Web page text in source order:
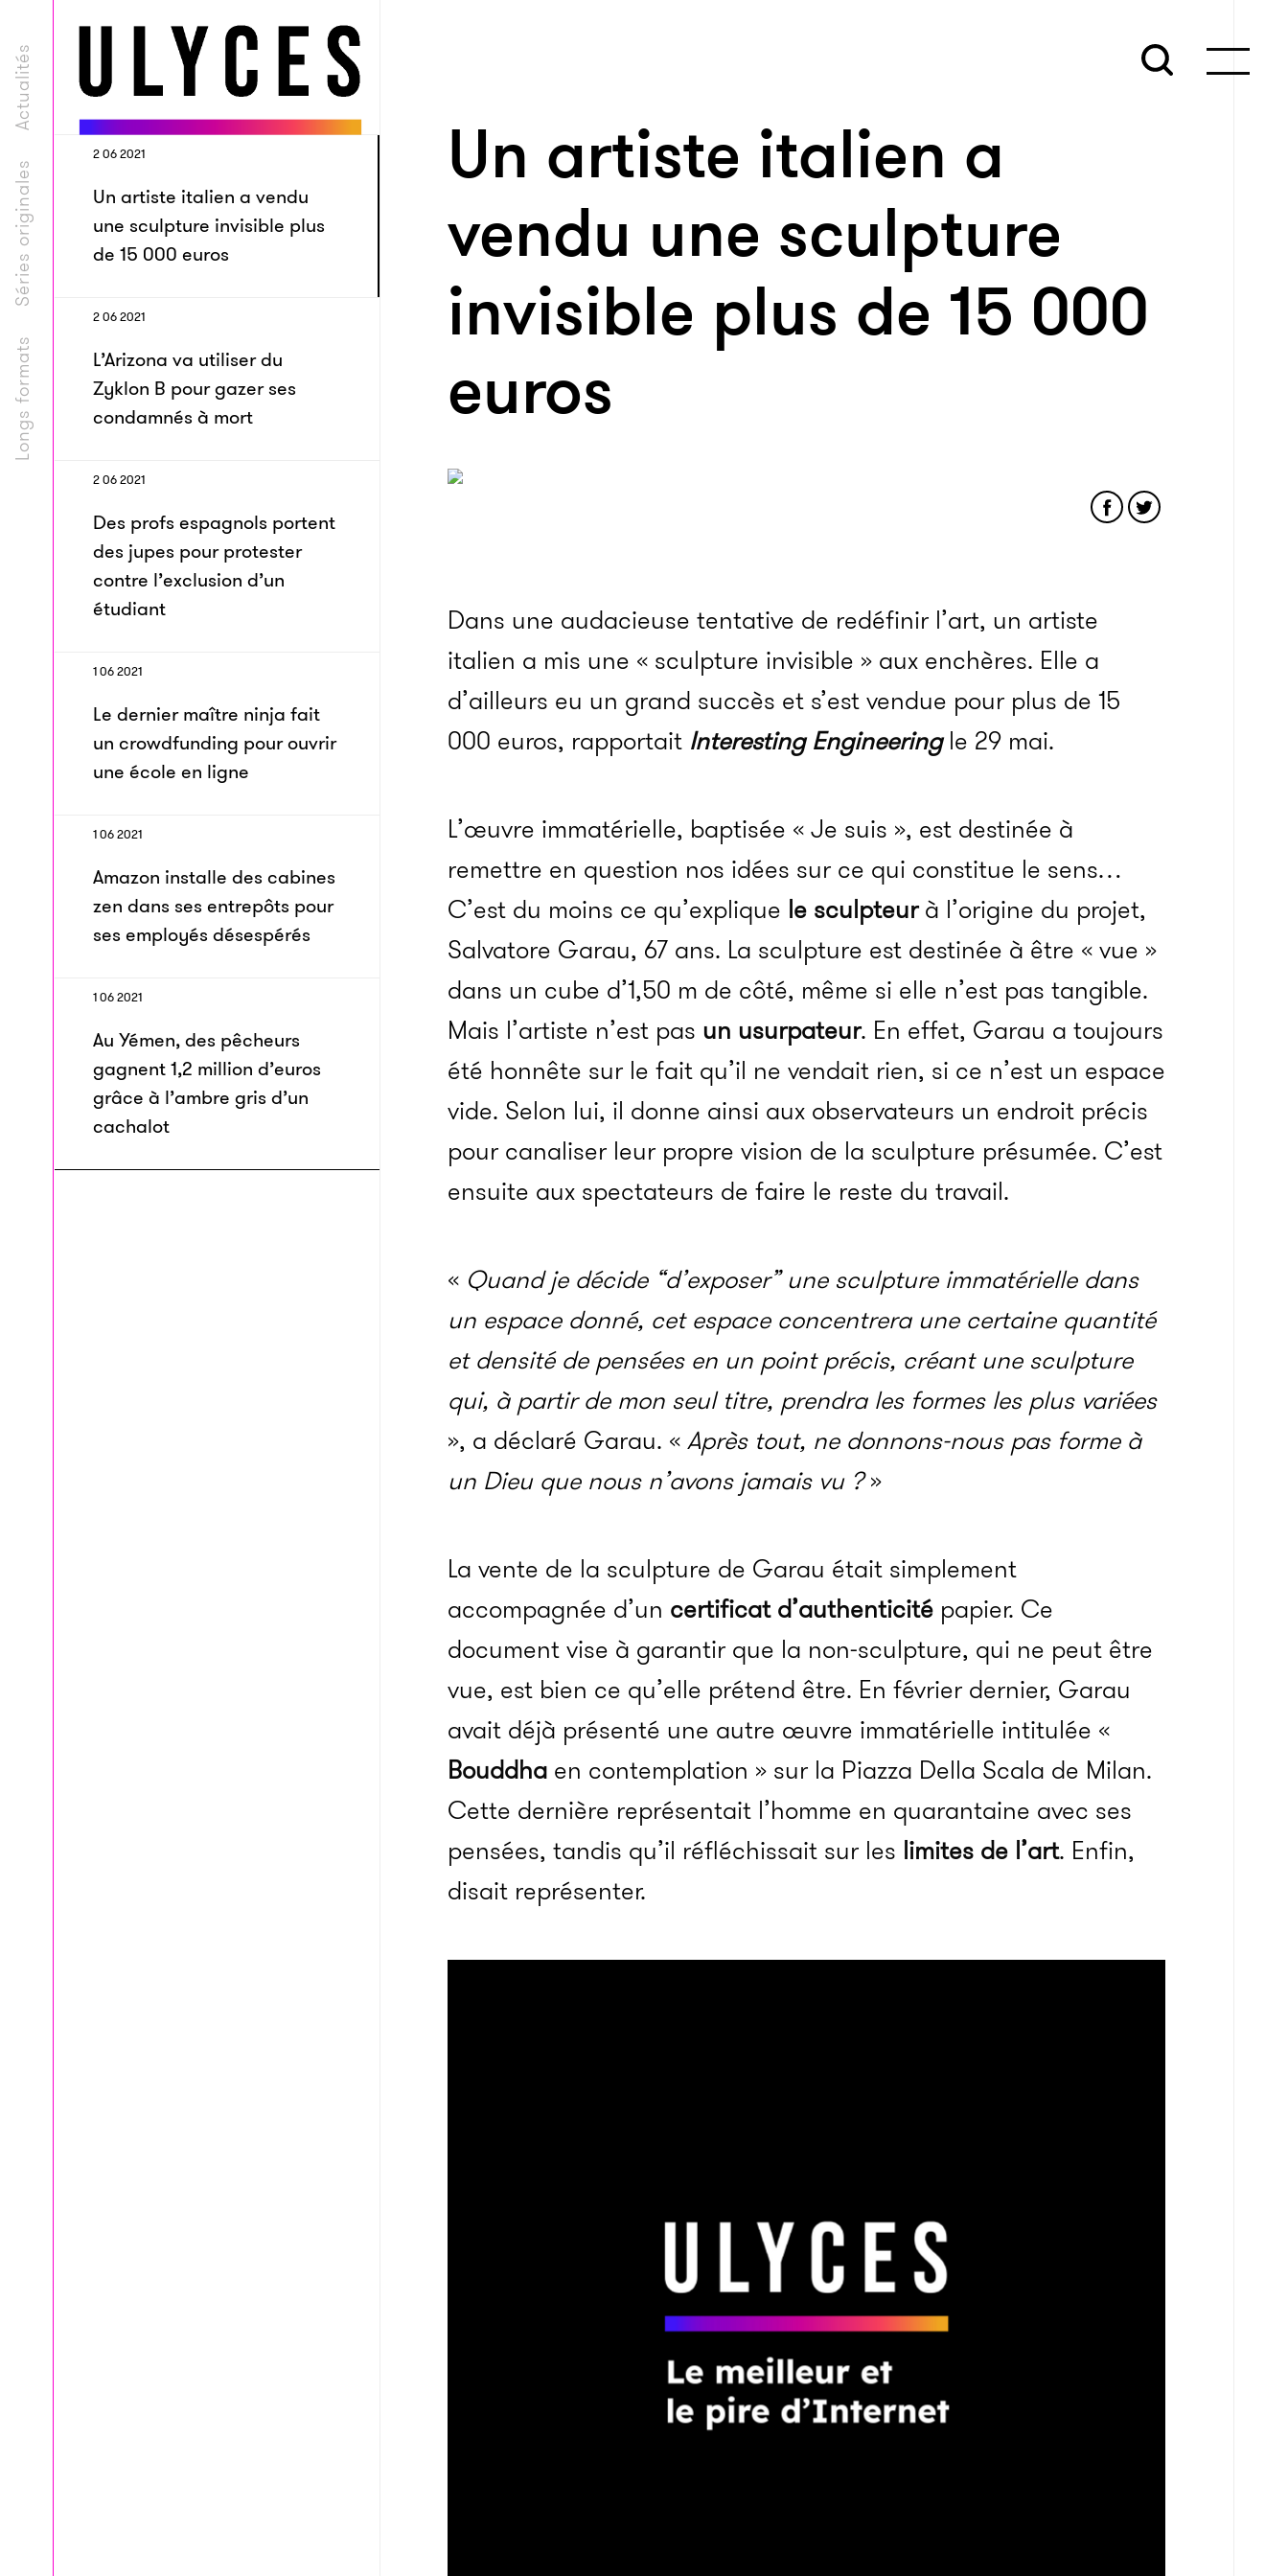
Longs formats
Séries originales
Actualités
2 06 2021
Un artiste italien a vendu
une sculpture invisible plus
de 15 000 euros
2 06 2021
L’Arizona va utiliser du
Zyklon B pour gazer ses
condamnés à mort
2 06 2021
Des profs espagnols portent
des jupes pour protester
contre l’exclusion d’un
étudiant
1 06 2021
Le dernier maître ninja fait
un crowdfunding pour ouvrir
une école en ligne
1 06 2021
Amazon installe des cabines
zen dans ses entrepôts pour
ses employés désespérés
1 06 2021
Au Yémen, des pêcheurs
gagnent 1,2 million d’euros
grâce à l’ambre gris d’un
cachalot
Un artiste italien a
vendu une sculpture
invisible plus de 15 000
euros
Dans une audacieuse tentative de redéfinir l’art, un artiste
italien a mis une « sculpture invisible » aux enchères. Elle a
d’ailleurs eu un grand succès et s’est vendue pour plus de 15
000 euros, rapportait Interesting Engineeringle 29 mai.
L’œuvre immatérielle, baptisée « Je suis », est destinée à
remettre en question nos idées sur ce qui constitue le sens…
C’est du moins ce qu’explique le sculpteurà l’origine du projet,
Salvatore Garau, 67 ans. La sculpture est destinée à être « vue »
dans un cube d’1,50 m de côté, même si elle n’est pas tangible.
Mais l’artiste n’est pas un usurpateur. En effet, Garau a toujours
été honnête sur le fait qu’il ne vendait rien, si ce n’est un espace
vide. Selon lui, il donne ainsi aux observateurs un endroit précis
pour canaliser leur propre vision de la sculpture présumée. C’est
ensuite aux spectateurs de faire le reste du travail.
« Quand je décide “d’exposer” une sculpture immatérielle dans
un espace donné, cet espace concentrera une certaine quantité
et densité de pensées en un point précis, créant une sculpture
qui, à partir de mon seul titre, prendra les formes les plus variées
», a déclaré Garau. «Après tout, ne donnons-nous pas forme à
un Dieu que nous n’avons jamais vu ?»
La vente de la sculpture de Garau était simplement
accompagnée d’un certificat d’authenticité papier. Ce
document vise à garantir que la non-sculpture, qui ne peut être
vue, est bien ce qu’elle prétend être. En février dernier, Garau
avait déjà présenté une autre œuvre immatérielle intitulée «
Bouddha en contemplation » sur la Piazza Della Scala de Milan.
Cette dernière représentait l’homme en quarantaine avec ses
pensées, tandis qu’il réfléchissait sur les limites de l’art. Enfin,
disait représenter.